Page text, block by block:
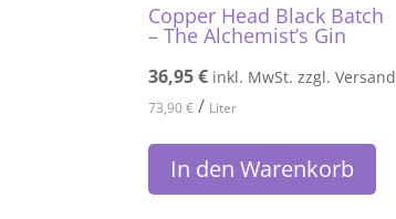
Copper Head Black Batch
– The Alchemist’s Gin
36,95€ inkl. MwSt. zzgl. Versand
73,90€ / Liter
In den Warenkorb